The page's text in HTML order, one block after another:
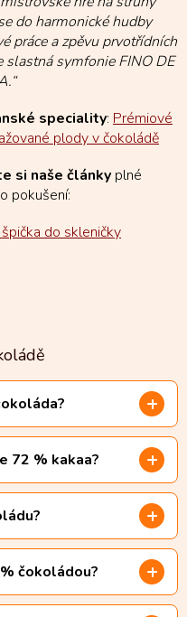
do harmonické hudby
práce a zpěvu prvotřídních
slastná symfonie FINO DE
speciality: Prémiové
plody v čokoládě
si naše články plné
pokušení:
do skleničky
72 % kakaa?
čokoládou?